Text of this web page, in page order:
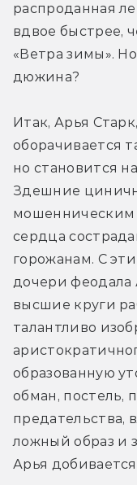
распроданная
вдвое быстрее,
«Ветра зимы».
дюжина?
Итак, Арья
оборачивается
но становится
Здешние
мошенническим
сердца
горожанам. С
дочери феодала
высшие круги
талантливо
образованную
обман, постель,
предательства,
ложный образ и
Арья